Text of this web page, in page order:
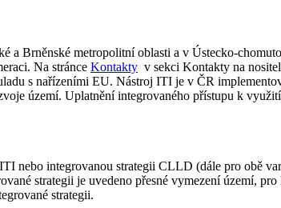
a Brněnské metropolitní oblasti a v Ústecko-
Na stránce Kontakty v sekci Kontakty na
s nařízeními EU. Nástroj ITI je v ČR
území. Uplatnění integrovaného přístupu k
nebo integrovanou strategii CLLD (dále pro obě
strategii je uvedeno přesné vymezení území,
strategii.